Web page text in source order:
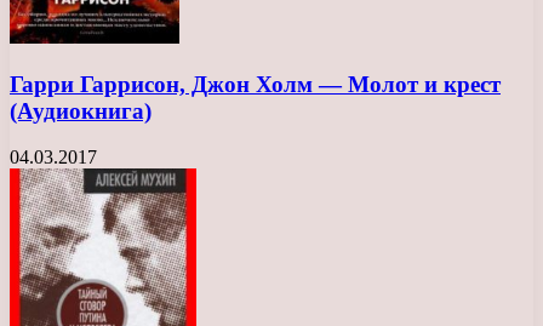
Гарри Гаррисон, Джон Холм — Молот и крест
(Аудиокнига)
04.03.2017